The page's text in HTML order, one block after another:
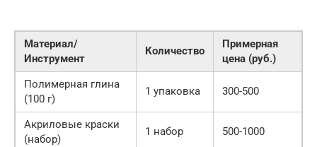
Материал/
Инструмент
Количество
Примерная
цена (руб.)
Полимерная глина
(100 г)
1 упаковка 300-500
Акриловые краски
(набор)
1 набор 500-1000